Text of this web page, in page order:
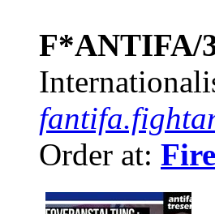
F*ANTIFA/
Order at: